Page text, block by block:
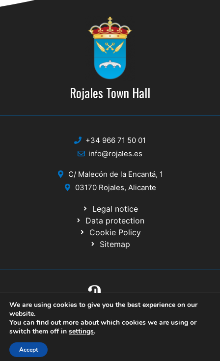
Rojales Town Hall
+34 966 71 50 01
info@rojales.es
C/ Malecón de la Encantá, 1
03170 Rojales, Alicante
Legal notice
Data protection
Cookie Policy
Sitemap
© 2020 Website developed by the IT Service of the Alicante Provincial
Council
We are using cookies to give you the best experience on our
website.
You can find out more about which cookies we are using or
switch them off in settings.
Accept